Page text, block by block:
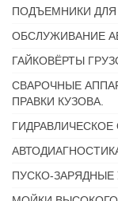
ПОДЪЕМНИКИ
ОБСЛУЖИВАНИЕ
ГАЙКОВЁРТЫ
СВАРОЧНЫЕ
ПРАВКИ КУЗОВА.
ПУСКО-ЗАРЯДНЫЕ